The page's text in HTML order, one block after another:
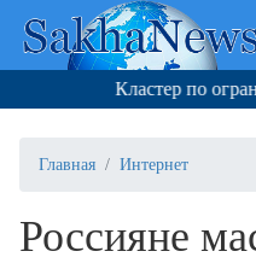
Кластер по
Главная Интернет
Россияне